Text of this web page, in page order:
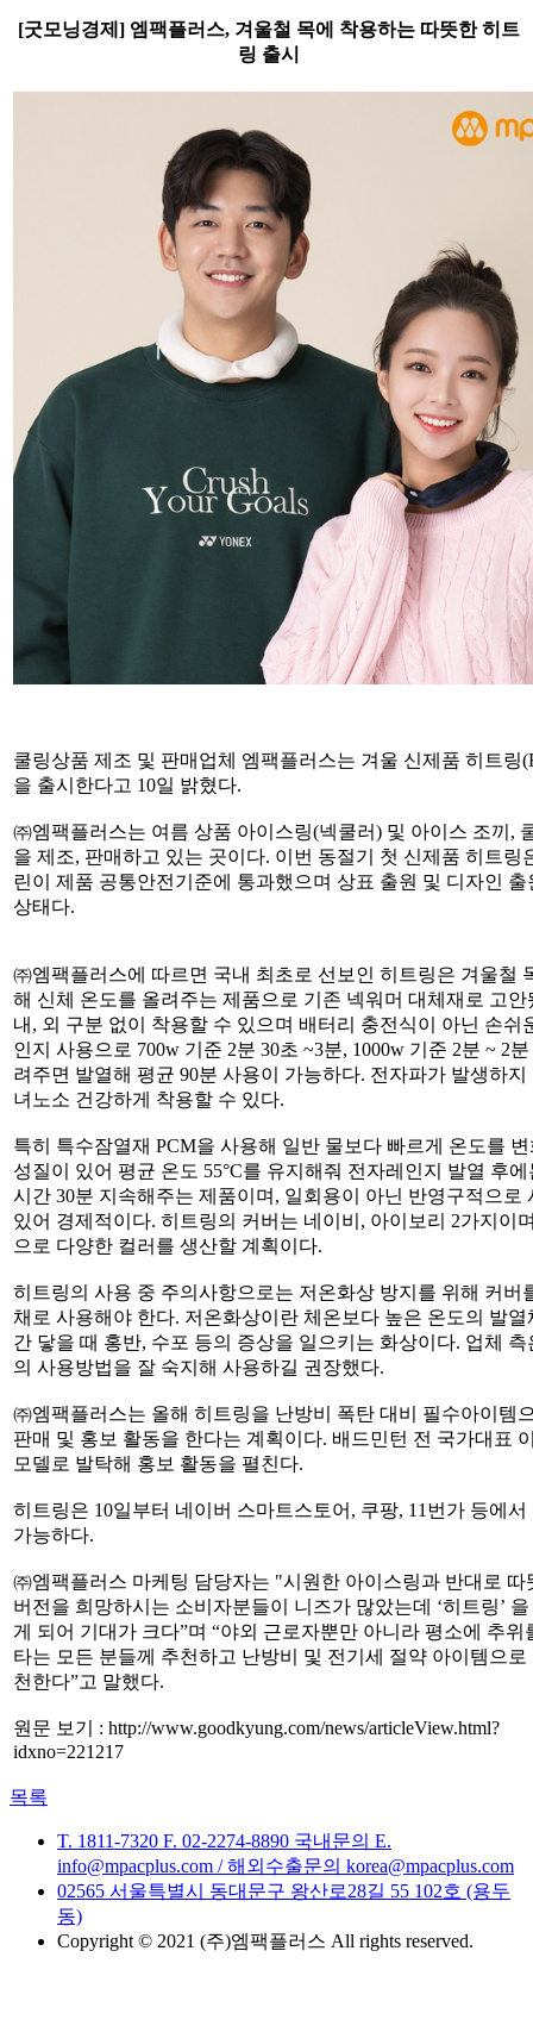
[굿모닝경제] 엠팩플러스, 겨울철 목에 착용하는 따뜻한 히트
링 출시
쿨링상품 제조 및 판매업체 엠팩플러스는 겨울 신제품 히트링
을 출시한다고 10일 밝혔다.
㈜엠팩플러스는 여름 상품 아이스링(넥쿨러) 및 아이스 조끼,
을 제조, 판매하고 있는 곳이다. 이번 동절기 첫 신제품 히트링
린이 제품 공통안전기준에 통과했으며 상표 출원 및 디자인 출
상태다.
㈜엠팩플러스에 따르면 국내 최초로 선보인 히트링은 겨울철
해 신체 온도를 올려주는 제품으로 기존 넥워머 대체재로 고안
내, 외 구분 없이 착용할 수 있으며 배터리 충전식이 아닌 손쉬
인지 사용으로 700w 기준 2분 30초 ~3분, 1000w 기준 2분 ~ 2
려주면 발열해 평균 90분 사용이 가능하다. 전자파가 발생하지
녀노소 건강하게 착용할 수 있다.
특히 특수잠열재 PCM을 사용해 일반 물보다 빠르게 온도를
성질이 있어 평균 온도 55°C를 유지해줘 전자레인지 발열 후에
시간 30분 지속해주는 제품이며, 일회용이 아닌 반영구적으로
있어 경제적이다. 히트링의 커버는 네이비, 아이보리 2가지이
으로 다양한 컬러를 생산할 계획이다.
히트링의 사용 중 주의사항으로는 저온화상 방지를 위해 커버
채로 사용해야 한다. 저온화상이란 체온보다 높은 온도의 발열
간 닿을 때 홍반, 수포 등의 증상을 일으키는 화상이다. 업체 측
의 사용방법을 잘 숙지해 사용하길 권장했다.
㈜엠팩플러스는 올해 히트링을 난방비 폭탄 대비 필수아이템
판매 및 홍보 활동을 한다는 계획이다. 배드민턴 전 국가대표
모델로 발탁해 홍보 활동을 펼친다.
히트링은 10일부터 네이버 스마트스토어, 쿠팡, 11번가 등에서
가능하다.
㈜엠팩플러스 마케팅 담당자는 "시원한 아이스링과 반대로 따
버전을 희망하시는 소비자분들이 니즈가 많았는데 ‘히트링’
게 되어 기대가 크다”며 “야외 근로자뿐만 아니라 평소에 추위
타는 모든 분들께 추천하고 난방비 및 전기세 절약 아이템으로
천한다”고 말했다.
원문 보기 : http://www.goodkyung.com/news/articleView.html?
idxno=221217
목록
T. 1811-7320 F. 02-2274-8890 국내문의 E.
info@mpacplus.com /해외수출문의 korea@mpacplus.com
02565 서울특별시 동대문구 왕산로28길 55 102호 (용두
동)
Copyright © 2021 (주)엠팩플러스 All rights reserved.